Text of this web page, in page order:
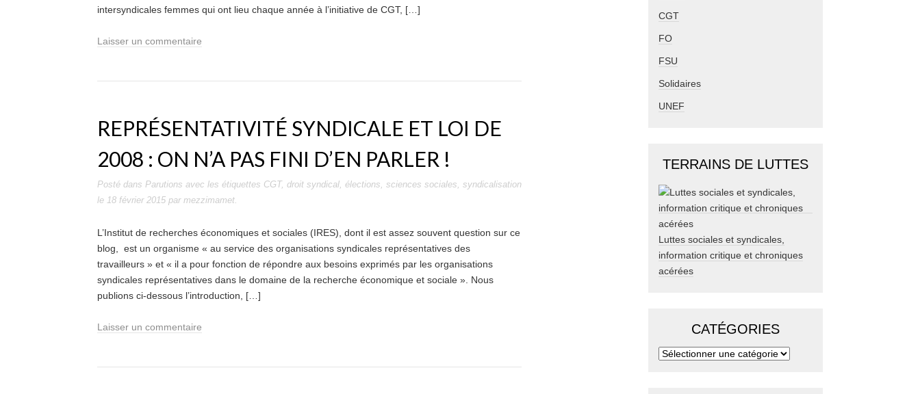
intersyndicales femmes qui ont lieu chaque année à l’initiative de CGT, […]
Laisser un commentaire
REPRÉSENTATIVITÉ SYNDICALE ET LOI DE
2008 : ON N’A PAS FINI D’EN PARLER !
Posté dans Parutions avec les étiquettes CGT, droit syndical, élections, sciences sociales, syndicalisation
le 18 février 2015 par mezzimamet.
L’Institut de recherches économiques et sociales (IRES), dont il est assez souvent question sur ce
blog, est un organisme « au service des organisations syndicales représentatives des
travailleurs » et « il a pour fonction de répondre aux besoins exprimés par les organisations
syndicales représentatives dans le domaine de la recherche économique et sociale ». Nous
publions ci-dessous l’introduction, […]
Laisser un commentaire
CGT
FO
FSU
Solidaires
UNEF
TERRAINS DE LUTTES
Luttes sociales et syndicales,
information critique et chroniques
acérées
CATÉGORIES